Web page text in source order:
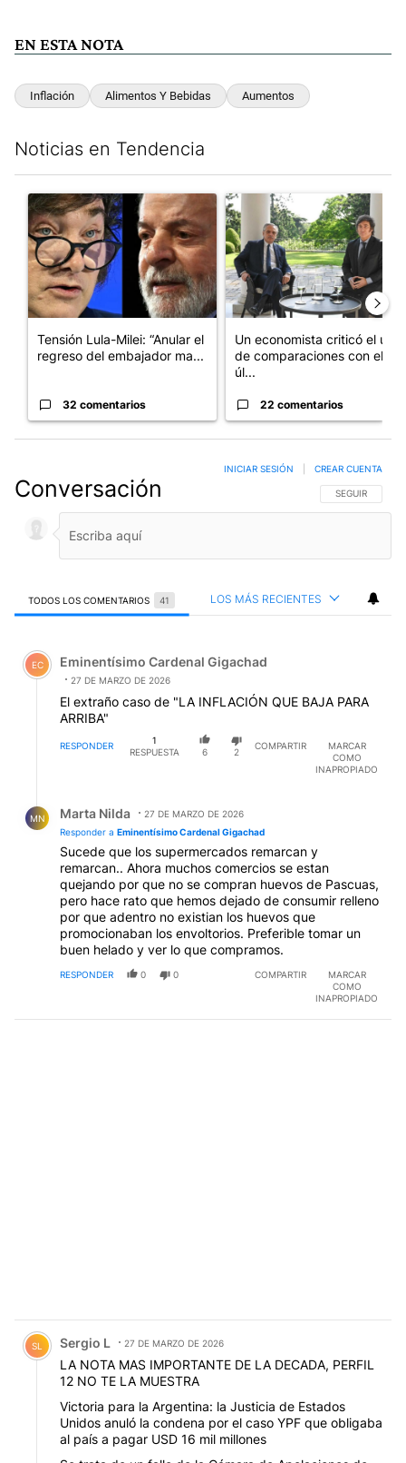
EN ESTA NOTA
Inflación Alimentos Y Bebidas Aumentos
Noticias en Tendencia
Un artículo de tendencia con el título "Tensión Lula-Milei:
Tensión Lula-Milei: “Anular el
regreso del embajador ma...
32 comentarios
Un artículo de tendencia con
Un economista criticó el uso
de comparaciones con el
úl...
22 comentarios
Conversación SIGA ESTA
SEGUIR
INICIAR SESIÓN CREAR CUENTA
TODOS LOS COMENTARIOS 41 LOS MÁS RECIENTES
Comentario de Eminentísimo Cardenal Gigachad.
EC Eminentísimo Cardenal Gigachad
27 DE MARZO DE 2026
El extraño caso de "LA INFLACIÓN QUE BAJA PARA
ARRIBA"
RESPONDER
1
RESPUESTA
6 2
COMPARTIR
MARCAR
COMO
INAPROPIADO
MN Marta Nilda
27 DE MARZO DE 2026
Responder a Eminentísimo Cardenal Gigachad
Sucede que los supermercados remarcan y
remarcan.. Ahora muchos comercios se estan
quejando por que no se compran huevos de Pascuas,
pero hace rato que hemos dejado de consumir relleno
por que adentro no existian los huevos que
promocionaban los envoltorios. Preferible tomar un
buen helado y ver lo que compramos.
RESPONDER 0 0 COMPARTIR
MARCAR
COMO
INAPROPIADO
Comentario de Sergio L.
SL Sergio L 27 DE MARZO DE 2026
LA NOTA MAS IMPORTANTE DE LA DECADA, PERFIL
12 NO TE LA MUESTRA
Victoria para la Argentina: la Justicia de Estados
Unidos anuló la condena por el caso YPF que obligaba
al país a pagar USD 16 mil millones